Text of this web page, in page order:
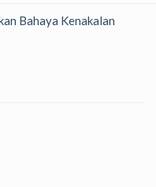
Bahaya Kenakalan